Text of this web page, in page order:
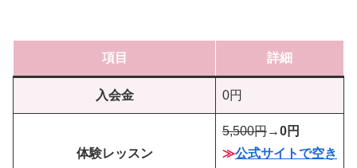
項目 詳細
入会金 0円
体験レッスン
5,500円→0円
≫公式サイトで空き